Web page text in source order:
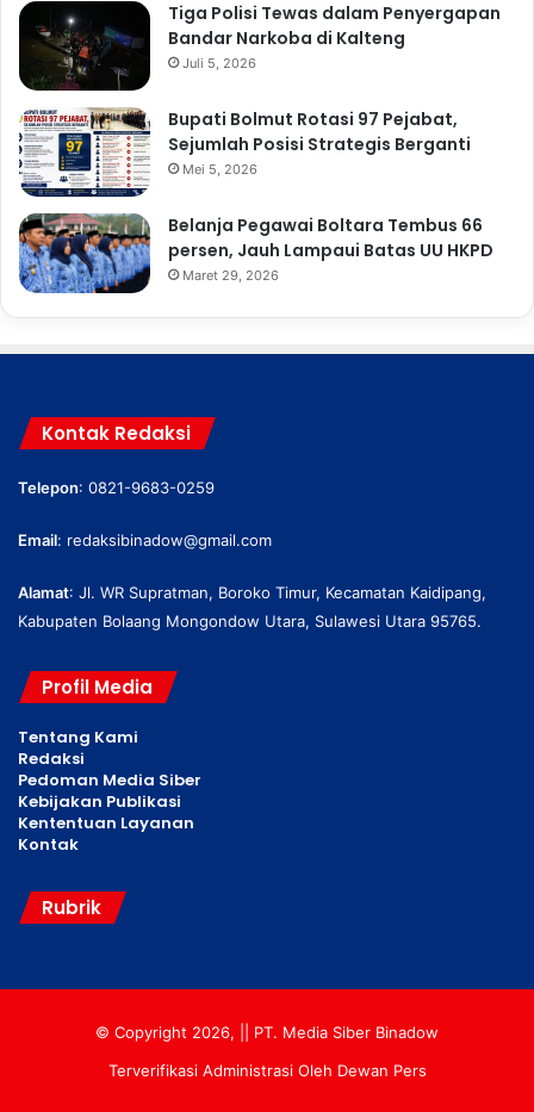
Tiga Polisi Tewas dalam Penyergapan
Bandar Narkoba di Kalteng
Juli 5, 2026
Bupati Bolmut Rotasi 97 Pejabat,
Sejumlah Posisi Strategis Berganti
Mei 5, 2026
Belanja Pegawai Boltara Tembus 66
persen, Jauh Lampaui Batas UU HKPD
Maret 29, 2026
Kontak Redaksi
Telepon: 0821-9683-0259
Email: redaksibinadow@gmail.com
Alamat: Jl. WR Supratman, Boroko Timur, Kecamatan Kaidipang,
Kabupaten Bolaang Mongondow Utara, Sulawesi Utara 95765.
Profil Media
Tentang Kami
Redaksi
Pedoman Media Siber
Kebijakan Publikasi
Kententuan Layanan
Kontak
Rubrik
© Copyright 2026, || PT. Media Siber Binadow
Terverifikasi Administrasi Oleh Dewan Pers